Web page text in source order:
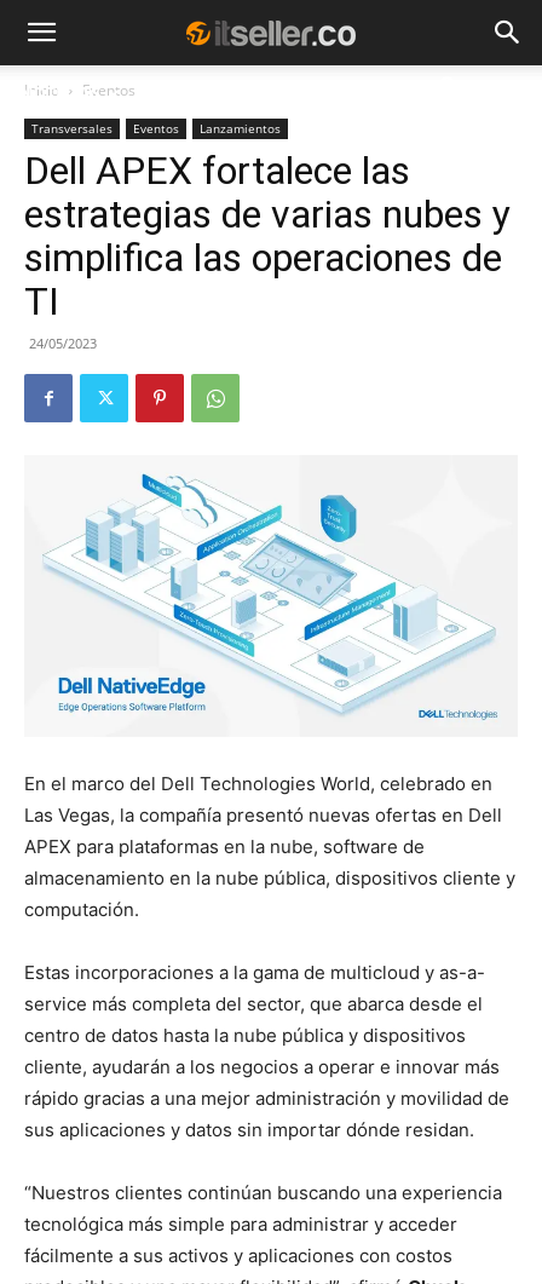
NOTICIAS
Inicio Eventos
Transversales Eventos Lanzamientos
Dell APEX fortalece las
estrategias de varias nubes y
simplifica las operaciones de
TI
24/05/2023
En el marco del Dell Technologies World, celebrado en
Las Vegas, la compañía presentó nuevas ofertas en Dell
APEX para plataformas en la nube, software de
almacenamiento en la nube pública, dispositivos cliente y
computación.
Estas incorporaciones a la gama de multicloud y as-a-
service más completa del sector, que abarca desde el
centro de datos hasta la nube pública y dispositivos
cliente, ayudarán a los negocios a operar e innovar más
rápido gracias a una mejor administración y movilidad de
sus aplicaciones y datos sin importar dónde residan.
“Nuestros clientes continúan buscando una experiencia
tecnológica más simple para administrar y acceder
fácilmente a sus activos y aplicaciones con costos